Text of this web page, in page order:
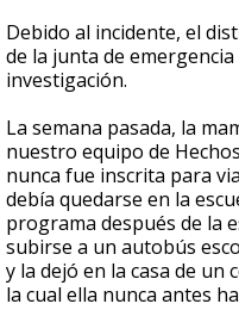
Debido al incidente, el
de la junta de
investigación.
La semana pasada, la
nuestro equipo de
nunca fue inscrita para
debía quedarse en la
programa después de la
subirse a un autobús
y la dejó en la casa de un
la cual ella nunca antes